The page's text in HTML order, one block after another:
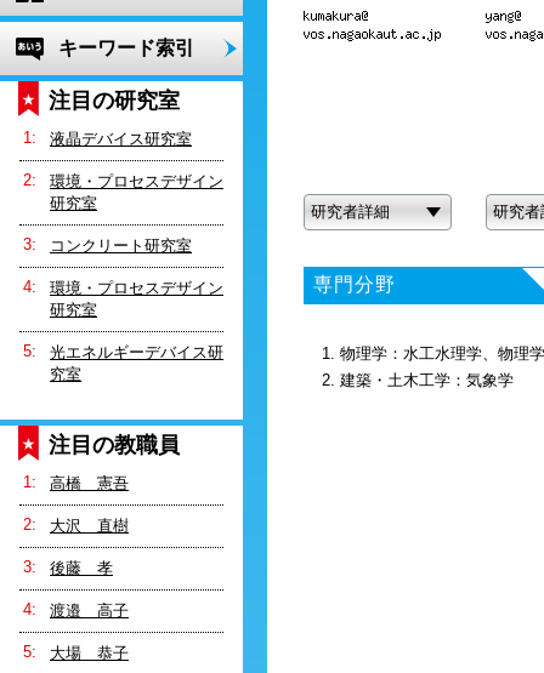
キーワード索引
注目の研究室
液晶デバイス研究室
環境・プロセスデザイン
研究室
コンクリート研究室
環境・プロセスデザイン
研究室
光エネルギーデバイス研
究室
注目の教職員
高橋 憲吾
大沢 直樹
後藤 孝
渡邉 高子
大場 恭子
研究者詳細 研究者
専門分野
1. 物理学：水工水理学、物理
2. 建築・土木工学：気象学